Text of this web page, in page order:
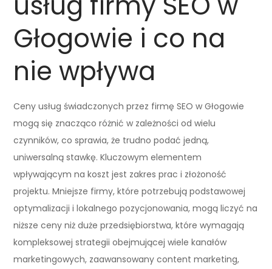
Głogowie i co na
nie wpływa
Ceny usług świadczonych przez firmę SEO w Głogowie
mogą się znacząco różnić w zależności od wielu
czynników, co sprawia, że trudno podać jedną,
uniwersalną stawkę. Kluczowym elementem
wpływającym na koszt jest zakres prac i złożoność
projektu. Mniejsze firmy, które potrzebują podstawowej
optymalizacji i lokalnego pozycjonowania, mogą liczyć na
niższe ceny niż duże przedsiębiorstwa, które wymagają
kompleksowej strategii obejmującej wiele kanałów
marketingowych, zaawansowany content marketing,